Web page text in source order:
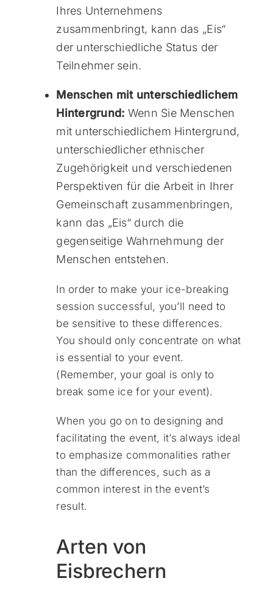
Ihres Unternehmens
zusammenbringt, kann das „Eis“
der unterschiedliche Status der
Teilnehmer sein.
Menschen mit unterschiedlichem
Hintergrund: Wenn Sie Menschen
mit unterschiedlichem Hintergrund,
unterschiedlicher ethnischer
Zugehörigkeit und verschiedenen
Perspektiven für die Arbeit in Ihrer
Gemeinschaft zusammenbringen,
kann das „Eis“ durch die
gegenseitige Wahrnehmung der
Menschen entstehen.
In order to make your ice-breaking
session successful, you’ll need to
be sensitive to these differences.
You should only concentrate on what
is essential to your event.
(Remember, your goal is only to
break some ice for your event).
When you go on to designing and
facilitating the event, it’s always ideal
to emphasize commonalities rather
than the differences, such as a
common interest in the event’s
result.
Arten von
Eisbrechern